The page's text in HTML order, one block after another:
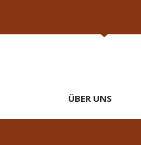
ÜBER UNS